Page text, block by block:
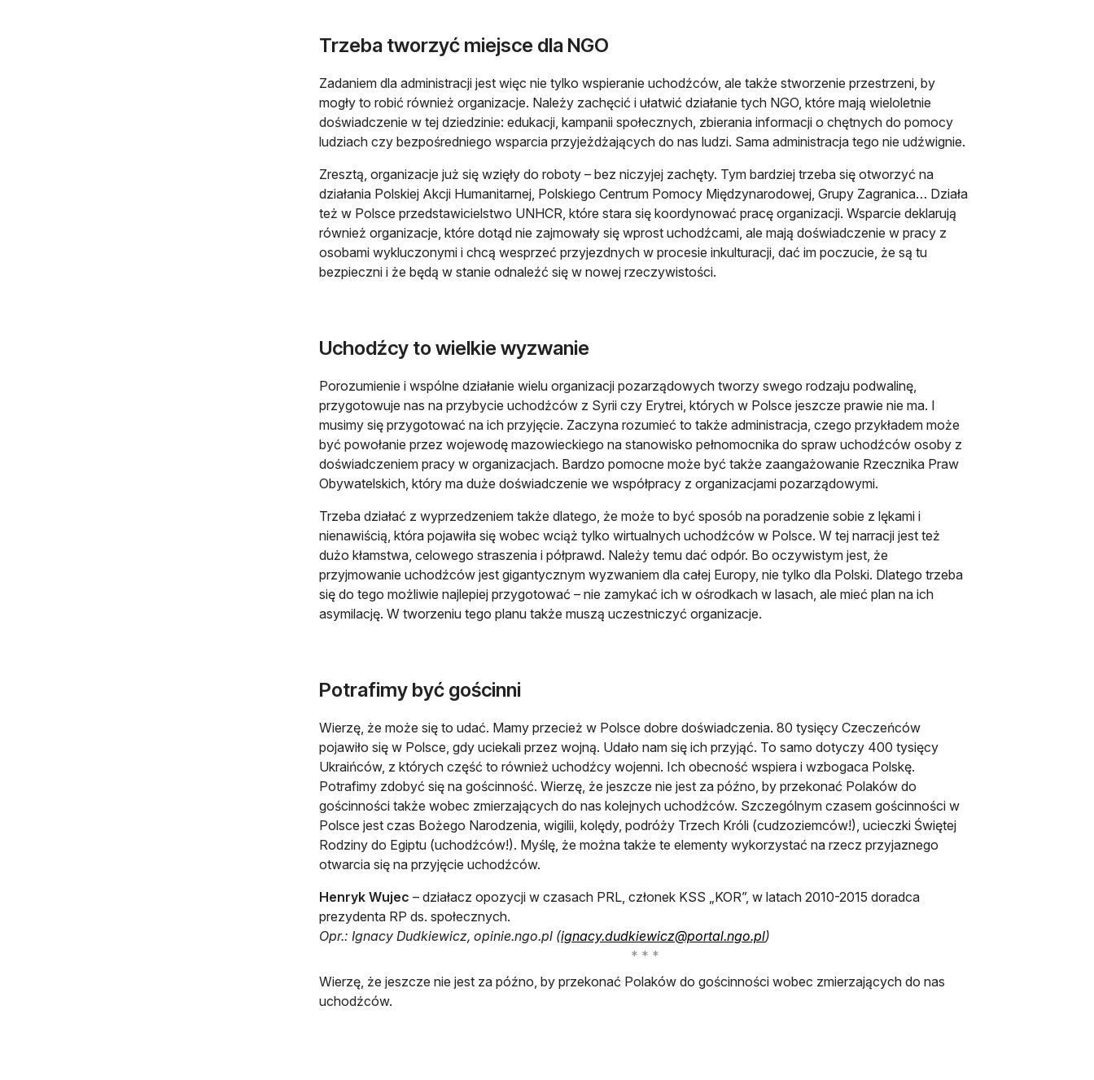
Trzeba tworzyć miejsce dla NGO
Zadaniem dla administracji jest więc nie tylko wspieranie uchodźców, ale także stworzenie przestrzeni, by
mogły to robić również organizacje. Należy zachęcić i ułatwić działanie tych NGO, które mają wieloletnie
doświadczenie w tej dziedzinie: edukacji, kampanii społecznych, zbierania informacji o chętnych do pomocy
ludziach czy bezpośredniego wsparcia przyjeżdżających do nas ludzi. Sama administracja tego nie udźwignie.
Zresztą, organizacje już się wzięły do roboty – bez niczyjej zachęty. Tym bardziej trzeba się otworzyć na
działania Polskiej Akcji Humanitarnej, Polskiego Centrum Pomocy Międzynarodowej, Grupy Zagranica… Działa
też w Polsce przedstawicielstwo UNHCR, które stara się koordynować pracę organizacji. Wsparcie deklarują
również organizacje, które dotąd nie zajmowały się wprost uchodźcami, ale mają doświadczenie w pracy z
osobami wykluczonymi i chcą wesprzeć przyjezdnych w procesie inkulturacji, dać im poczucie, że są tu
bezpieczni i że będą w stanie odnaleźć się w nowej rzeczywistości.
Uchodźcy to wielkie wyzwanie
Porozumienie i wspólne działanie wielu organizacji pozarządowych tworzy swego rodzaju podwalinę,
przygotowuje nas na przybycie uchodźców z Syrii czy Erytrei, których w Polsce jeszcze prawie nie ma. I
musimy się przygotować na ich przyjęcie. Zaczyna rozumieć to także administracja, czego przykładem może
być powołanie przez wojewodę mazowieckiego na stanowisko pełnomocnika do spraw uchodźców osoby z
doświadczeniem pracy w organizacjach. Bardzo pomocne może być także zaangażowanie Rzecznika Praw
Obywatelskich, który ma duże doświadczenie we współpracy z organizacjami pozarządowymi.
Trzeba działać z wyprzedzeniem także dlatego, że może to być sposób na poradzenie sobie z lękami i
nienawiścią, która pojawiła się wobec wciąż tylko wirtualnych uchodźców w Polsce. W tej narracji jest też
dużo kłamstwa, celowego straszenia i półprawd. Należy temu dać odpór. Bo oczywistym jest, że
przyjmowanie uchodźców jest gigantycznym wyzwaniem dla całej Europy, nie tylko dla Polski. Dlatego trzeba
się do tego możliwie najlepiej przygotować – nie zamykać ich w ośrodkach w lasach, ale mieć plan na ich
asymilację. W tworzeniu tego planu także muszą uczestniczyć organizacje.
Potrafimy być gościnni
Wierzę, że może się to udać. Mamy przecież w Polsce dobre doświadczenia. 80 tysięcy Czeczeńców
pojawiło się w Polsce, gdy uciekali przez wojną. Udało nam się ich przyjąć. To samo dotyczy 400 tysięcy
Ukraińców, z których część to również uchodźcy wojenni. Ich obecność wspiera i wzbogaca Polskę.
Potrafimy zdobyć się na gościnność. Wierzę, że jeszcze nie jest za późno, by przekonać Polaków do
gościnności także wobec zmierzających do nas kolejnych uchodźców. Szczególnym czasem gościnności w
Polsce jest czas Bożego Narodzenia, wigilii, kolędy, podróży Trzech Króli (cudzoziemców!), ucieczki Świętej
Rodziny do Egiptu (uchodźców!). Myślę, że można także te elementy wykorzystać na rzecz przyjaznego
otwarcia się na przyjęcie uchodźców.
Henryk Wujec – działacz opozycji w czasach PRL, członek KSS „KOR”, w latach 2010-2015 doradca
prezydenta RP ds. społecznych.
Opr.: Ignacy Dudkiewicz, opinie.ngo.pl (ignacy.dudkiewicz@portal.ngo.pl)
Wierzę, że jeszcze nie jest za późno, by przekonać Polaków do gościnności wobec zmierzających do nas
uchodźców.